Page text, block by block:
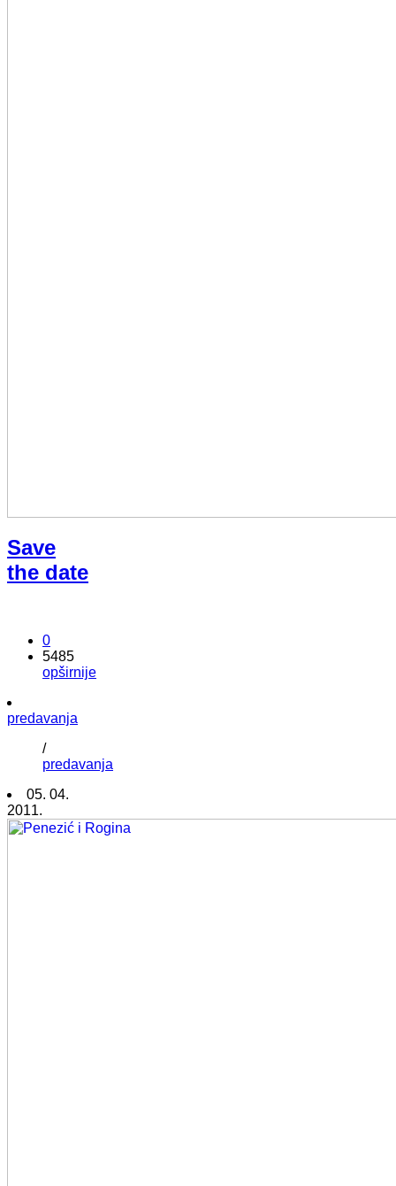
Save
the date
0
5485
opširnije
predavanja
/
predavanja
05. 04.
2011.